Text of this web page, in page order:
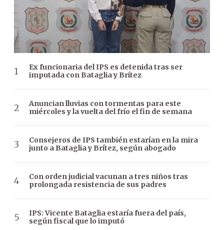
Ex funcionaria del IPS es detenida tras ser
imputada con Bataglia y Brítez
Anuncian lluvias con tormentas para este
miércoles y la vuelta del frío el fin de semana
Consejeros de IPS también estarían en la mira
junto a Bataglia y Brítez, según abogado
Con orden judicial vacunan a tres niños tras
prolongada resistencia de sus padres
IPS: Vicente Bataglia estaría fuera del país,
según fiscal que lo imputó